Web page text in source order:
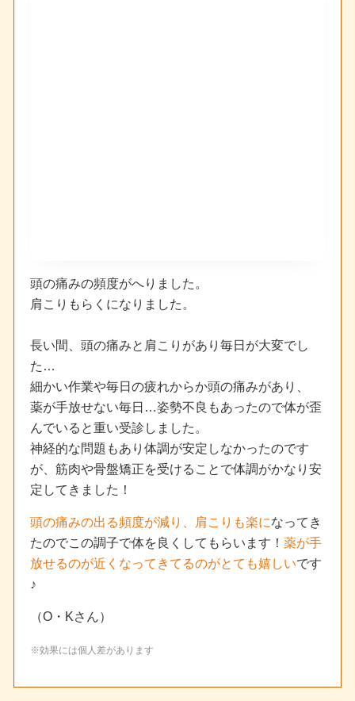
頭の痛みの頻度がへりました。
肩こりもらくになりました。
長い間、頭の痛みと肩こりがあり毎日が大変でし
た…
細かい作業や毎日の疲れからか頭の痛みがあり、
薬が手放せない毎日…姿勢不良もあったので体が歪
んでいると重い受診しました。
神経的な問題もあり体調が安定しなかったのです
が、筋肉や骨盤矯正を受けることで体調がかなり安
定してきました！
頭の痛みの出る頻度が減り、肩こりも楽になってき
たのでこの調子で体を良くしてもらいます！ 薬が手
放せるのが近くなってきてるのがとても嬉しいです
♪
（O・Kさん）
※効果には個人差があります